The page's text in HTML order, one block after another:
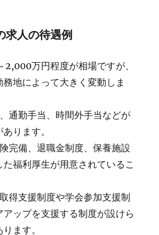
求人の待遇例
2,000万円程度が相場ですが、
地によって大きく変動しま
通勤手当、時間外手当などが
ります。
完備、退職金制度、保養施設
福利厚生が用意されているこ
得支援制度や学会参加支援制
ップを支援する制度が設けら
ます。